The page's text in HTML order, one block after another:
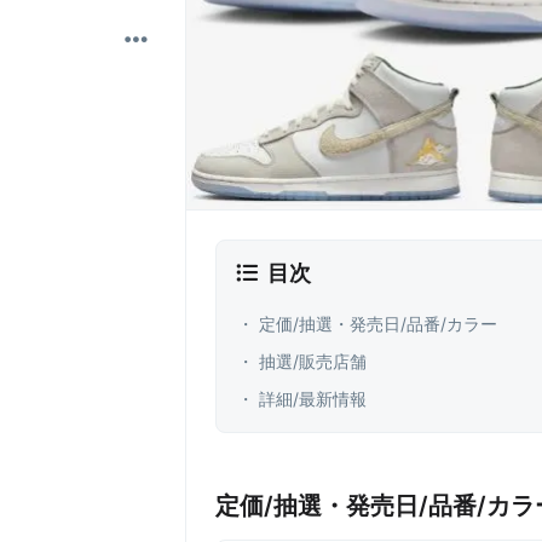
目次
・ 定価/抽選・発売日/品番/カラー
・ 抽選/販売店舗
・ 詳細/最新情報
定価/抽選・発売日/品番/カラ